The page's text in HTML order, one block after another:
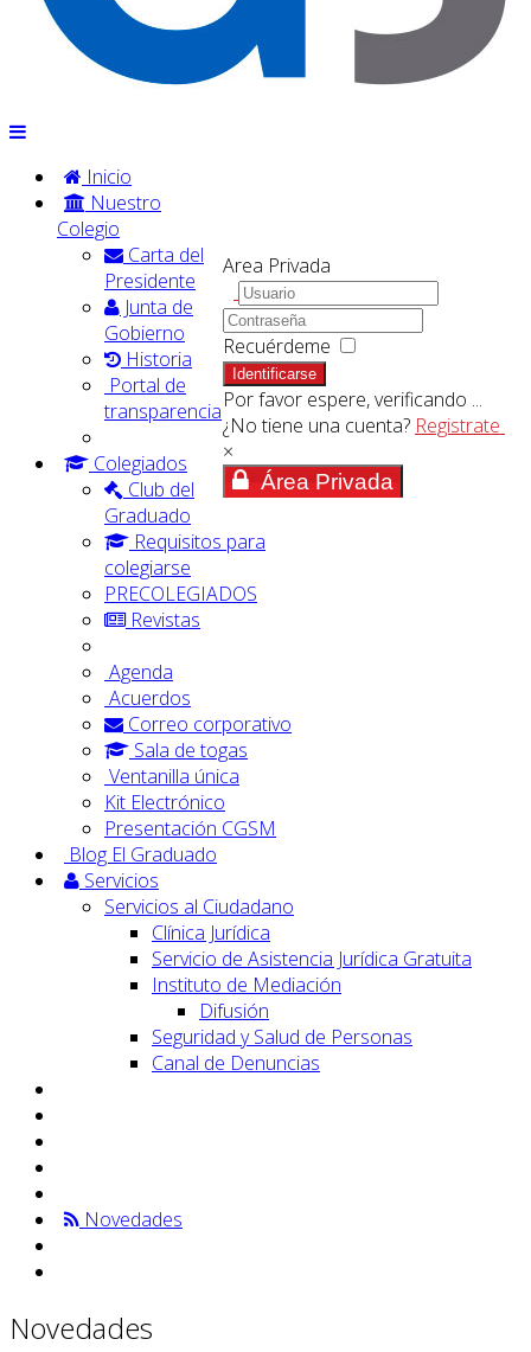
Area Privada
Recuérdeme
Identificarse
Por favor espere, verificando ...
¿No tiene una cuenta? Registrate
×
Área Privada
Inicio
Nuestro
Colegio
Carta del
Presidente
Junta de
Gobierno
Historia
Portal de
transparencia
Colegiados
Club del
Graduado
Requisitos para
colegiarse
PRECOLEGIADOS
Revistas
Agenda
Acuerdos
Correo corporativo
Sala de togas
Ventanilla única
Kit Electrónico
Presentación CGSM
Blog El Graduado
Servicios
Servicios al Ciudadano
Clínica Jurídica
Servicio de Asistencia Jurídica Gratuita
Instituto de Mediación
Difusión
Seguridad y Salud de Personas
Canal de Denuncias
Novedades
Novedades